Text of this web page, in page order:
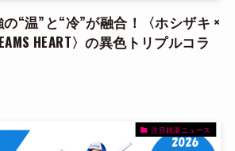
の“温”と“冷”が融合！〈ホシザキ ×
HEART〉の異色トリプルコラ
注目銭湯ニュース